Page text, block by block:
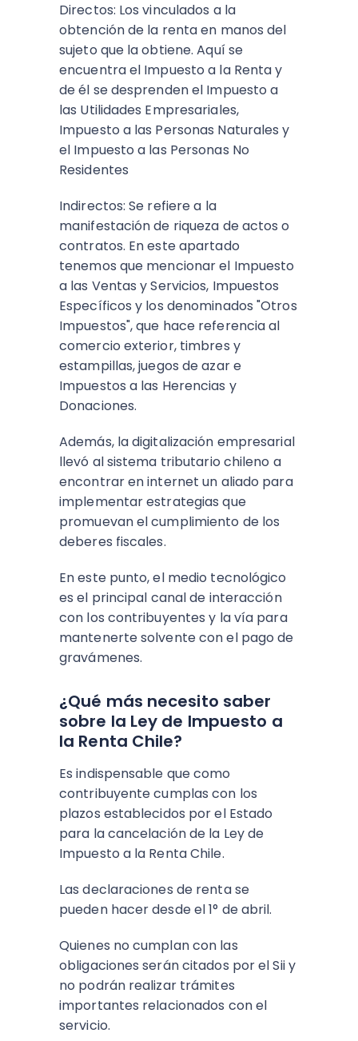
Directos: Los vinculados a la
obtención de la renta en manos del
sujeto que la obtiene. Aquí se
encuentra el Impuesto a la Renta y
de él se desprenden el Impuesto a
las Utilidades Empresariales,
Impuesto a las Personas Naturales y
el Impuesto a las Personas No
Residentes
Indirectos: Se refiere a la
manifestación de riqueza de actos o
contratos. En este apartado
tenemos que mencionar el Impuesto
a las Ventas y Servicios, Impuestos
Específicos y los denominados "Otros
Impuestos", que hace referencia al
comercio exterior, timbres y
estampillas, juegos de azar e
Impuestos a las Herencias y
Donaciones.
Además, la digitalización empresarial
llevó al sistema tributario chileno a
encontrar en internet un aliado para
implementar estrategias que
promuevan el cumplimiento de los
deberes fiscales.
En este punto, el medio tecnológico
es el principal canal de interacción
con los contribuyentes y la vía para
mantenerte solvente con el pago de
gravámenes.
¿Qué más necesito saber
sobre la Ley de Impuesto a
la Renta Chile?
Es indispensable que como
contribuyente cumplas con los
plazos establecidos por el Estado
para la cancelación de la Ley de
Impuesto a la Renta Chile.
Las declaraciones de renta se
pueden hacer desde el 1° de abril.
Quienes no cumplan con las
obligaciones serán citados por el Sii y
no podrán realizar trámites
importantes relacionados con el
servicio.